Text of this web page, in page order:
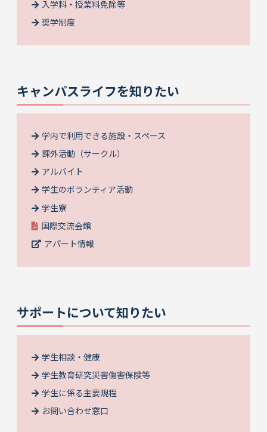
入学料・授業料免除等
奨学制度
キャンパスライフを知りたい
学内で利用できる施設・スペース
課外活動（サークル）
アルバイト
学生のボランティア活動
学生寮
国際交流会館
アパート情報
サポートについて知りたい
学生相談・健康
学生教育研究災害傷害保険等
学生に係る主要規程
お問い合わせ窓口